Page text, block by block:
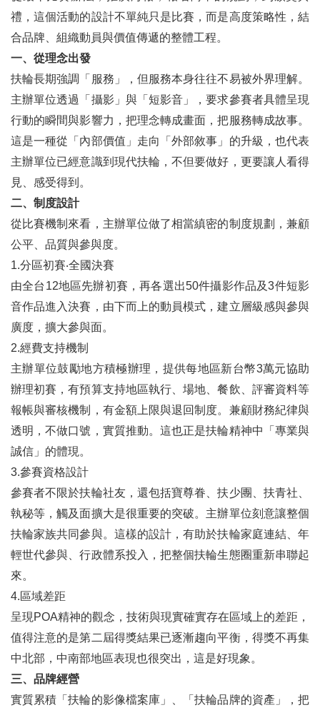
禮，這個活動的設計不單純只是比賽，而是高度策略性，結
合品牌、組織動員與價值傳遞的整體工程。
一、從理念出發
扶輪長期強調「服務」，但服務本身往往不易被外界理解。
主辦單位透過「攝影」與「短影音」，要求參賽者具體呈現
行動的瞬間與影響力，把理念轉成畫面，把服務轉成故事。
這是一種從「內部價值」走向「外部敘事」的升級，也代表
主辦單位已經意識到現代扶輪，不但要做好，更要讓人看得
見、感受得到。
二、制度設計
從比賽機制來看，主辦單位做了相當縝密的制度規劃，兼顧
公平、品質與參與度。
1.分區初賽‧全國決賽
由全台12地區先辦初賽，再各選出50件攝影作品及3件短影
音作品進入決賽，由下而上的動員模式，建立層級感與參與
廣度，擴大參與面。
2.經費支持機制
主辦單位鼓勵地方積極辦理，提供每地區新台幣3萬元協助
辦理初賽，有預算支持地區執行、場地、餐飲、評審資料等
報帳與審核機制，有金額上限與退回制度。兼顧財務紀律與
透明，不做口號，實質推動。這也正是扶輪精神中「專業與
誠信」的體現。
3.參賽資格設計
參賽者不限於扶輪社友，還包括寶尊眷、扶少團、扶青社、
執秘等，觸及面擴大是很重要的突破。主辦單位刻意讓整個
扶輪家族共同參與。這樣的設計，有助於扶輪家庭連結、年
輕世代參與、行政體系投入，把整個扶輪生態圈重新串聯起
來。
4.區域差距
呈現POA精神的觀念，技術與現實確實存在區域上的差距，
值得注意的是第二屆得獎結果已逐漸趨向平衡，得獎不再集
中北部，中南部地區表現也很突出，這是好現象。
三、品牌經營
實質累積「扶輪的影像檔案庫」、「扶輪品牌的資產」，把